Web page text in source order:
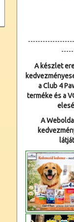
A készlet
a Club 4
terméke és a
A